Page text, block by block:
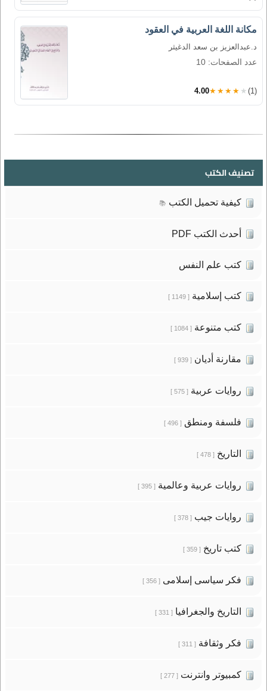
مكانة اللغة العربية في العقود
د.عبدالعزيز بن سعد الدغيثر
عدد الصفحات: 10
4.00★★★★★ (1)
تصنيف الكتب
كيفية تحميل الكتب 📚
أحدث الكتب PDF
كتب علم النفس
كتب إسلامية[ 1149 ]
كتب متنوعة[ 1084 ]
مقارنة أديان[ 939 ]
روايات عربية[ 575 ]
فلسفة ومنطق[ 496 ]
التاريخ[ 478 ]
روايات عربية وعالمية[ 395 ]
روايات جيب[ 378 ]
كتب تاريخ[ 359 ]
فكر سياسى إسلامى[ 356 ]
التاريخ والجغرافيا[ 331 ]
فكر وثقافة[ 311 ]
كمبيوتر وانترنت[ 277 ]